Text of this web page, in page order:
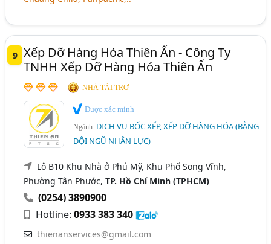
9 Xếp Dỡ Hàng Hóa Thiên Ấn - Công Ty
TNHH Xếp Dỡ Hàng Hóa Thiên Ấn
NHÀ TÀI TRỢ
Được xác minh
Ngành: DỊCH VỤ BỐC XẾP, XẾP DỠ HÀNG HÓA (BẰNG
ĐỘI NGŨ NHÂN LỰC)
Lô B10 Khu Nhà ở Phú Mỹ, Khu Phố Song Vĩnh,
Phường Tân Phước,TP. Hồ Chí Minh (TPHCM)
(0254) 3890900
Hotline:0933 383 340
thienanservices@gmail.com